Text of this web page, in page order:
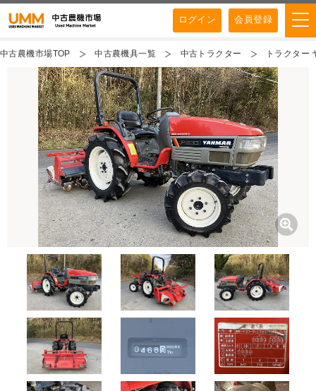
ログイン 会員登録
中古農機市場TOP 中古農機具一覧 中古トラクター トラクター